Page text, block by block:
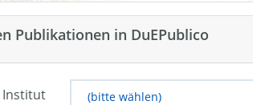
Publikationen in DuEPublico
Institut (bitte wählen)